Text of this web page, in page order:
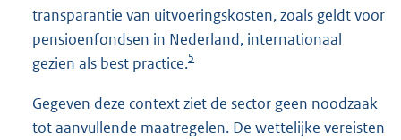
transparantie van uitvoeringskosten, zoals geldt voor
pensioenfondsen in Nederland, internationaal
gezien als best practice.5
Gegeven deze context ziet de sector geen noodzaak
tot aanvullende maatregelen. De wettelijke vereisten